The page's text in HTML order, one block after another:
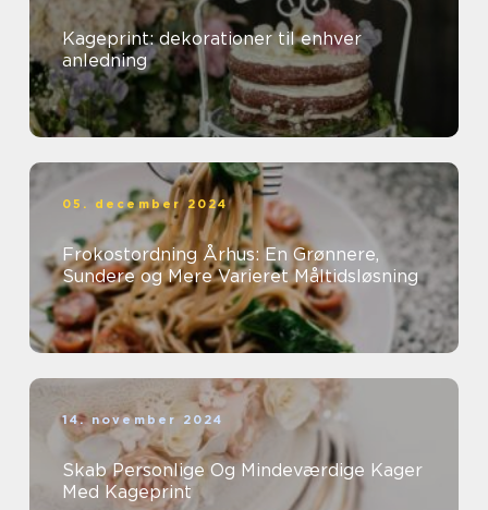
Kageprint: dekorationer til enhver
anledning
05. december 2024
Frokostordning Århus: En Grønnere,
Sundere og Mere Varieret Måltidsløsning
14. november 2024
Skab Personlige Og Mindeværdige Kager
Med Kageprint